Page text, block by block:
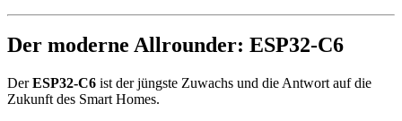
Der moderne Allrounder: ESP32-C6
DerESP32-C6 ist der jüngste Zuwachs und die Antwort auf die
Zukunft des Smart Homes.